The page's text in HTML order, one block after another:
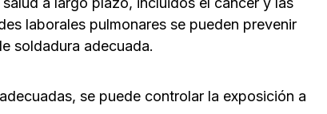
laborales pulmonares se pueden prevenir
soldadura adecuada.
se puede controlar la exposición a